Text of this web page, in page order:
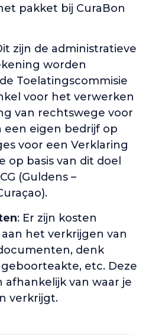
pakket bij CuraBon
zijn de administratieve
worden
Toelatingscommisie
voor het verwerken
van rechtswege voor
een eigen bedrijf op
voor een Verklaring
op basis van dit doel
(Guldens –
: Er zijn kosten
het verkrijgen van
denk
etc. Deze
afhankelijk van waar je
verkrijgt.